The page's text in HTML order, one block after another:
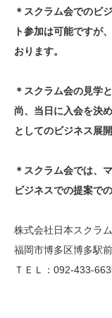
＊スクラム会でのビ
ト参加は可能ですが
おります。
＊スクラム会の見学
尚、当日に入会を決
としてのビジネス展
＊スクラム会では、
ビジネスでの提案で
株式会社日本スクラ
福岡市博多区博多駅
ＴＥＬ：092-433-